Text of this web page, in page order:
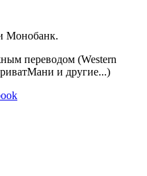
Монобанк.
переводом (Western
и другие...)